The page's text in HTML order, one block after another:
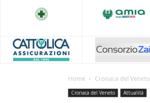
Home Cronaca del Veneto
Cronaca del Veneto Attualità